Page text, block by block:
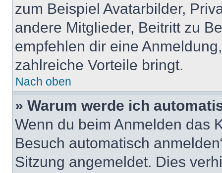
zum Beispiel Avatarbilder,
andere Mitglieder, Beitritt zu
empfehlen dir eine
zahlreiche Vorteile bringt.
Nach oben
» Warum werde ich
Wenn du beim Anmelden das
Besuch automatisch
Sitzung angemeldet. Dies